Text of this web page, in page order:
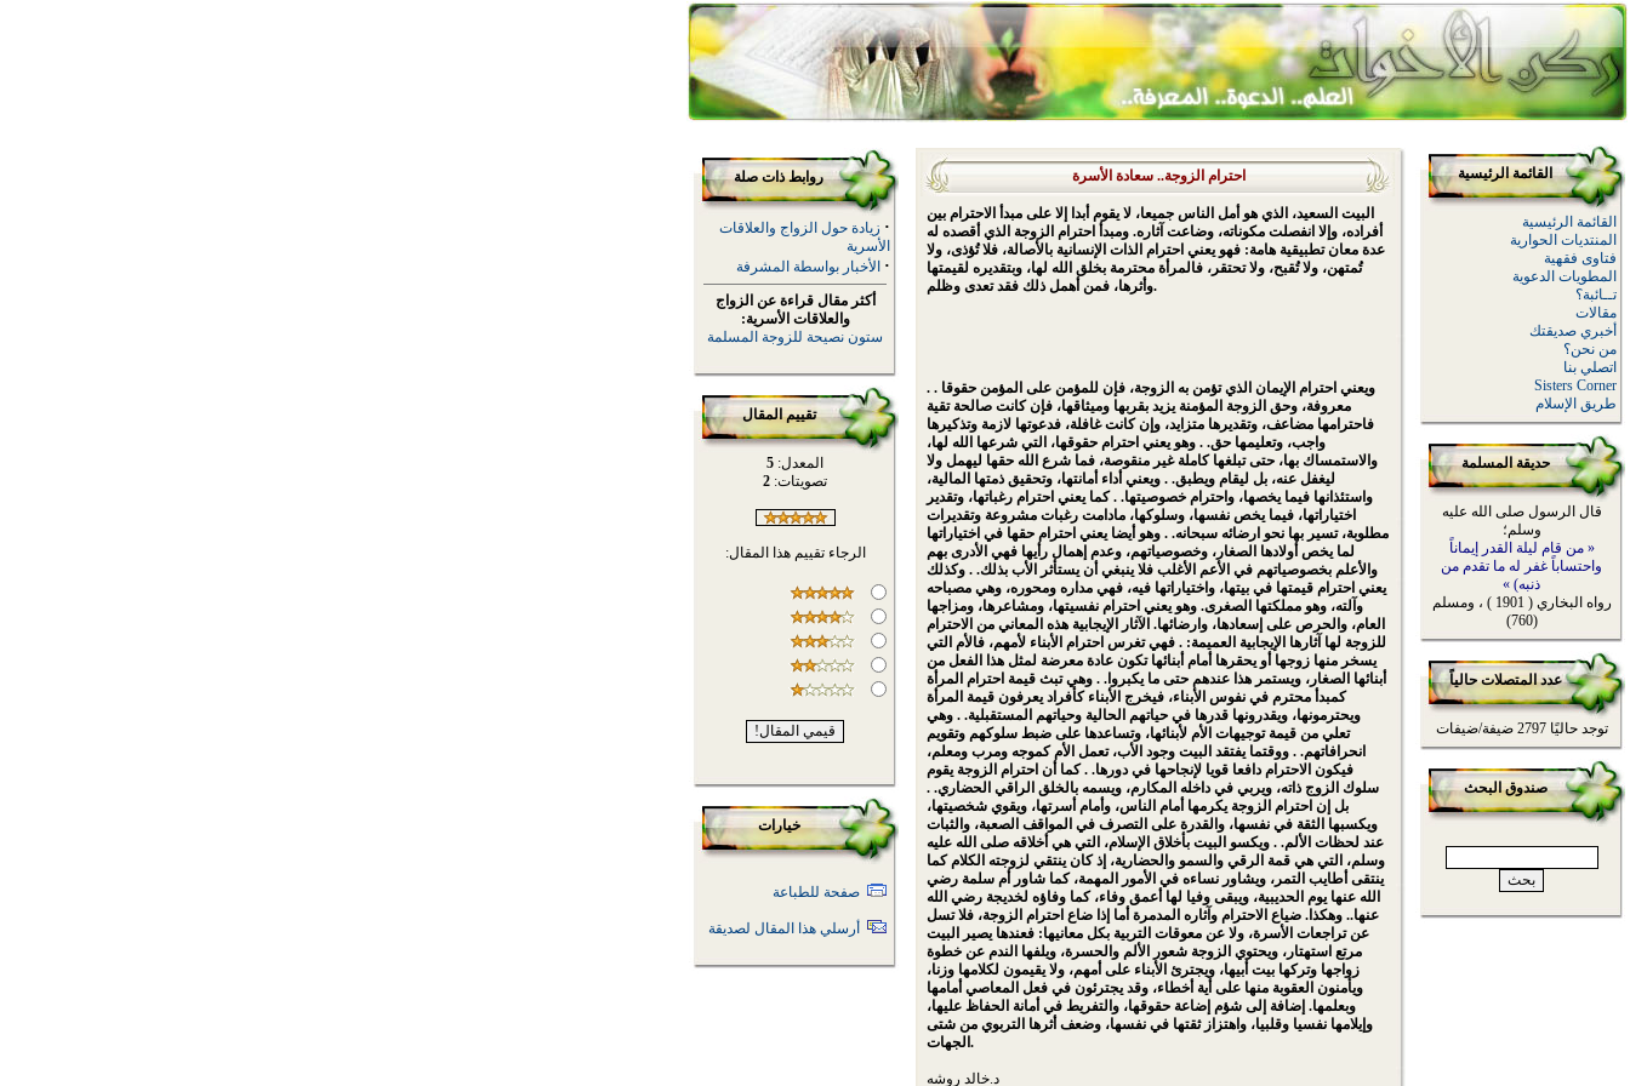
القائمة الرئيسية
القائمة الرئيسية
المنتديات الحوارية
فتاوى فقهية
المطويات الدعوية
تــائبة؟
مقالات
أخبري صديقتك
من نحن؟
اتصلي بنا
Sisters Corner
طريق الإسلام
حديقة المسلمة
قال الرسول صلى الله عليه
وسلم؛
« من قام ليلة القدر إيماناً
واحتساباً غفر له ما تقدم من
ذنبه) »
رواه البخاري ( 1901 ) ، ومسلم
(760)
عدد المتصلات حالياً
توجد حاليًا 2797 ضيفة/ضيفات
صندوق البحث
احترام الزوجة.. سعادة الأسرة
البيت السعيد، الذي هو أمل الناس جميعا، لا يقوم أبدا إلا على مبدأ الاحترام بين
أفراده، وإلا انفصلت مكوناته، وضاعت آثاره. ومبدأ احترام الزوجة الذي أقصده له
عدة معان تطبيقية هامة: فهو يعني احترام الذات الإنسانية بالأصالة، فلا تُؤذى، ولا
تُمتهن، ولا تُقبح، ولا تحتقر، فالمرأة محترمة بخلق الله لها، وبتقديره لقيمتها
وأثرها، فمن أهمل ذلك فقد تعدى وظلم.
. . ويعني احترام الإيمان الذي تؤمن به الزوجة، فإن للمؤمن على المؤمن حقوقا
معروفة، وحق الزوجة المؤمنة يزيد بقربها وميثاقها، فإن كانت صالحة تقية
فاحترامها مضاعف، وتقديرها متزايد، وإن كانت غافلة، فدعوتها لازمة وتذكيرها
واجب، وتعليمها حق. . وهو يعني احترام حقوقها، التي شرعها الله لها،
والاستمساك بها، حتى تبلغها كاملة غير منقوصة، فما شرع الله حقها ليهمل ولا
ليغفل عنه، بل ليقام ويطبق. . ويعني أداء أمانتها، وتحقيق ذمتها المالية،
واستئذانها فيما يخصها، واحترام خصوصيتها. . كما يعني احترام رغباتها، وتقدير
اختياراتها، فيما يخص نفسها، وسلوكها، مادامت رغبات مشروعة وتقديرات
مطلوبة، تسير بها نحو ارضائه سبحانه. . وهو أيضا يعني احترام حقها في اختياراتها
لما يخص أولادها الصغار، وخصوصياتهم، وعدم إهمال رأيها فهي الأدرى بهم
والأعلم بخصوصياتهم في الأعم الأغلب فلا ينبغي أن يستأثر الأب بذلك. . وكذلك
يعني احترام قيمتها في بيتها، واختياراتها فيه، فهي مداره ومحوره، وهي مصباحه
وآلته، وهو مملكتها الصغرى. وهو يعني احترام نفسيتها، ومشاعرها، ومزاجها
العام، والحرص على إسعادها، وارضائها. الآثار الإيجابية هذه المعاني من الاحترام
للزوجة لها آثارها الإيجابية العميمة: . فهي تغرس احترام الأبناء لأمهم، فالأم التي
يسخر منها زوجها أو يحقرها أمام أبنائها تكون عادة معرضة لمثل هذا الفعل من
أبنائها الصغار، ويستمر هذا عندهم حتى ما يكبروا. . وهي تبث قيمة احترام المرأة
كمبدأ محترم في نفوس الأبناء، فيخرج الأبناء كأفراد يعرفون قيمة المرأة
ويحترمونها، ويقدرونها قدرها في حياتهم الحالية وحياتهم المستقبلية. . وهي
تعلي من قيمة توجيهات الأم لأبنائها، وتساعدها على ضبط سلوكهم وتقويم
انحرافاتهم. . ووقتما يفتقد البيت وجود الأب، تعمل الأم كموجه ومرب ومعلم،
فيكون الاحترام دافعا قويا لإنجاحها في دورها. . كما أن احترام الزوجة يقوم
سلوك الزوج ذاته، ويربي في داخله المكارم، ويسمه بالخلق الراقي الحضاري. .
بل إن احترام الزوجة يكرمها أمام الناس، وأمام أسرتها، ويقوي شخصيتها،
ويكسبها الثقة في نفسها، والقدرة على التصرف في المواقف الصعبة، والثبات
عند لحظات الألم. . ويكسو البيت بأخلاق الإسلام، التي هي أخلاقه صلى الله عليه
وسلم، التي هي قمة الرقي والسمو والحضارية، إذ كان ينتقي لزوجته الكلام كما
ينتقى أطايب التمر، ويشاور نساءه في الأمور المهمة، كما شاور أم سلمة رضي
الله عنها يوم الحديبية، ويبقى وفيا لها أعمق وفاء، كما وفاؤه لخديجة رضي الله
عنها.. وهكذا. ضياع الاحترام وآثاره المدمرة أما إذا ضاع احترام الزوجة، فلا تسل
عن تراجعات الأسرة، ولا عن معوقات التربية بكل معانيها: فعندها يصير البيت
مرتع استهتار، ويحتوي الزوجة شعور الألم والحسرة، ويلفها الندم عن خطوة
زواجها وتركها بيت أبيها، ويجترئ الأبناء على أمهم، ولا يقيمون لكلامها وزنا،
ويأمنون العقوبة منها على أية أخطاء، وقد يجترئون في فعل المعاصي أمامها
وبعلمها. إضافة إلى شؤم إضاعة حقوقها، والتفريط في أمانة الحفاظ عليها،
وإيلامها نفسيا وقلبيا، واهتزاز ثقتها في نفسها، وضعف أثرها التربوي من شتى
الجهات.
د.خالد روشه
روابط ذات صلة
· زيادة حول الزواج والعلاقات
الأسرية
· الأخبار بواسطة المشرفة
أكثر مقال قراءة عن الزواج
والعلاقات الأسرية:
ستون نصيحة للزوجة المسلمة
تقييم المقال
المعدل: 5
تصويتات: 2
الرجاء تقييم هذا المقال:
خيارات
صفحة للطباعة
أرسلي هذا المقال لصديقة